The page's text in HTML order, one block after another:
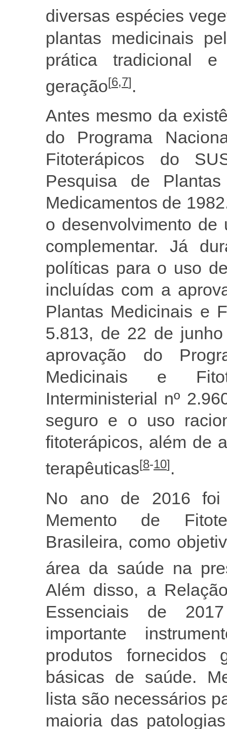
diversas espécies
plantas medicinais
prática tradicional
geração[6,7].
Antes mesmo da
do Programa
Fitoterápicos do
Pesquisa de
Medicamentos de
o desenvolvimento de
complementar. Já
políticas para o uso
incluídas com a
Plantas Medicinais e
5.813, de 22 de
aprovação do
Medicinais e
Interministerial nº
seguro e o uso
fitoterápicos, além de
terapêuticas[8-10].
No ano de 2016 foi
Memento de
Brasileira, como
área da saúde na
Além disso, a
Essenciais de
importante
produtos fornecidos
básicas de saúde.
lista são necessários
maioria das